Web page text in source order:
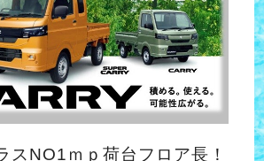
スNO1ｍｐ荷台フロア長！